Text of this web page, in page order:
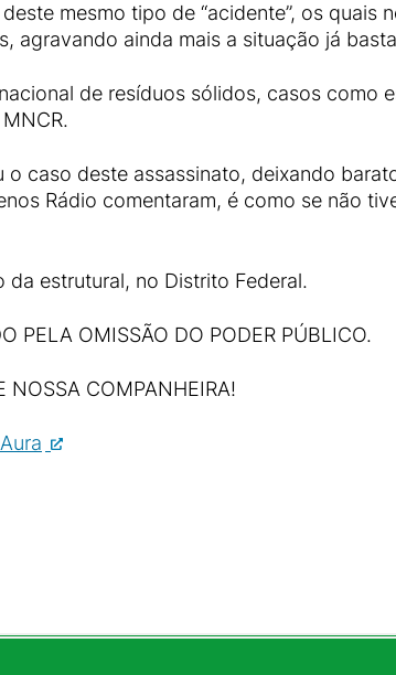
mesmo tipo de “acidente”, os quais
agravando ainda mais a situação já
de resíduos sólidos, casos como
caso deste assassinato, deixando
Rádio comentaram, é como se não
estrutural, no Distrito Federal.
PELA OMISSÃO DO PODER PÚBLICO.
NOSSA COMPANHEIRA!